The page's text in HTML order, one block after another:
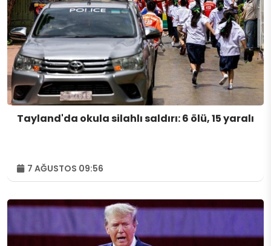
Tayland'da okula silahlı saldırı: 6 ölü, 15 yaralı
7 AĞUSTOS 09:56